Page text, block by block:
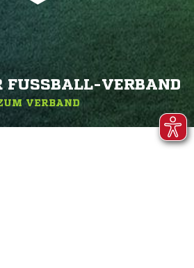
VERBAND
VERBAND